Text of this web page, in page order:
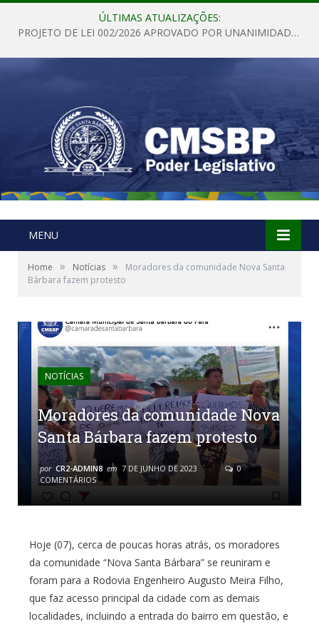
ÚLTIMAS ATUALIZAÇÕES:
PROJETO DE LEI 002/2026 APROVADO POR UNANIMIDADE EM SESSÃO ORDINÁRIA NESTA QUINTA – FEIRA 28 DE MAIO DE 2026
MENU
Home » Notícias »
Moradores da comunidade Nova Santa
Bárbara fazem protesto
NOTÍCIAS
Moradores da comunidade Nova
Santa Bárbara fazem protesto
por CR2-ADMIN8 em 7 DE JUNHO DE 2023
0
COMENTÁRIOS
Hoje (07), cerca de poucas horas atrás, os moradores
da comunidade “Nova Santa Bárbara” se reuniram e
foram para a Rodovia Engenheiro Augusto Meira Filho,
que faz acesso principal da cidade com as demais
localidades, incluindo a entrada do bairro em questão, e